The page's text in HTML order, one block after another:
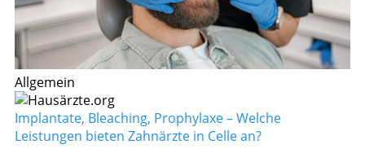
Allgemein
Implantate, Bleaching, Prophylaxe – Welche
Leistungen bieten Zahnärzte in Celle an?